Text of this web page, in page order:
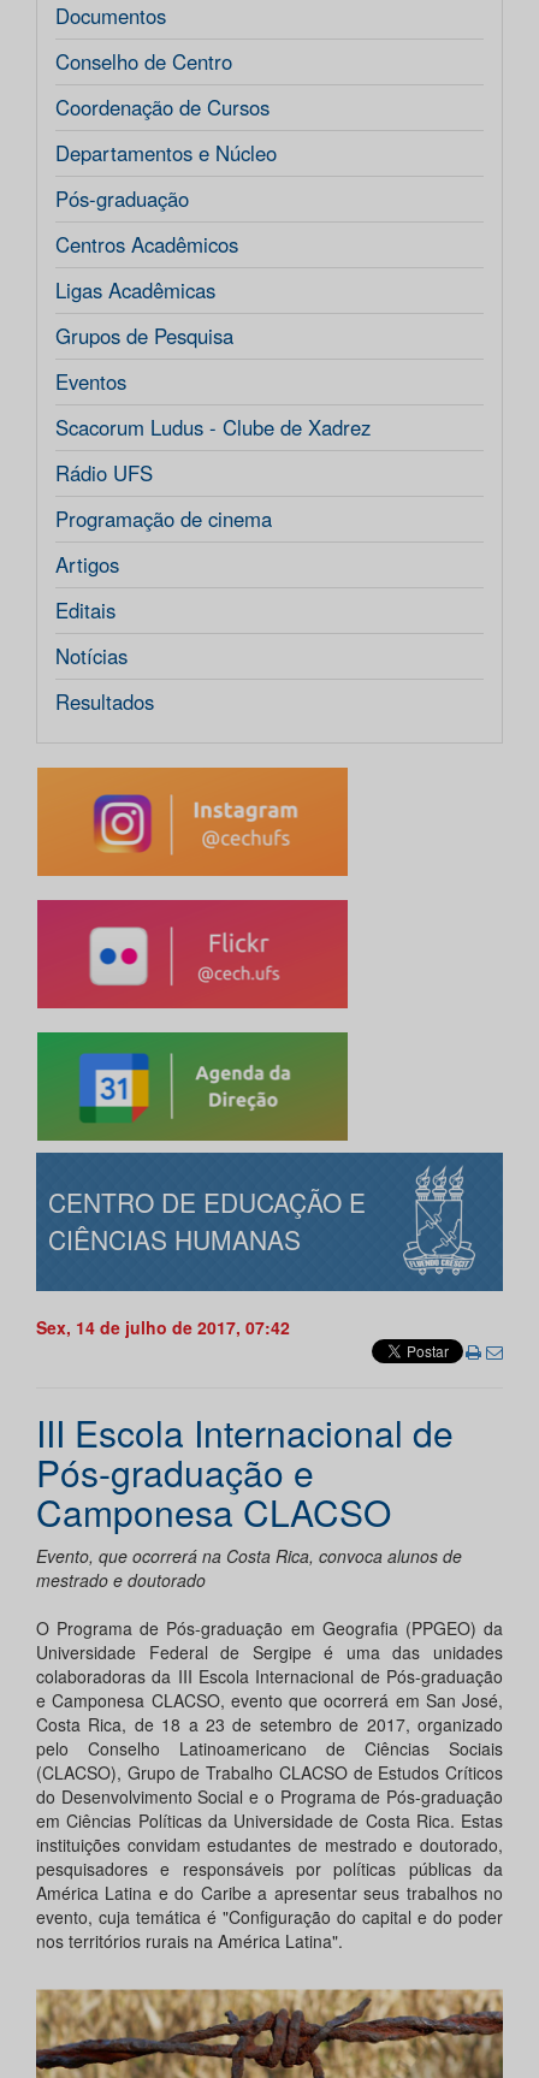
Documentos
Conselho de Centro
Coordenação de Cursos
Departamentos e Núcleo
Pós-graduação
Centros Acadêmicos
Ligas Acadêmicas
Grupos de Pesquisa
Eventos
Scacorum Ludus - Clube de Xadrez
Rádio UFS
Programação de cinema
Artigos
Editais
Notícias
Resultados
CENTRO DE EDUCAÇÃO E
CIÊNCIAS HUMANAS
Sex, 14 de julho de 2017, 07:42
III Escola Internacional de
Pós-graduação e
Camponesa CLACSO
Evento, que ocorrerá na Costa Rica, convoca alunos de
mestrado e doutorado
O Programa de Pós-graduação em Geografia (PPGEO) da
Universidade Federal de Sergipe é uma das unidades
colaboradoras da III Escola Internacional de Pós-graduação
e Camponesa CLACSO, evento que ocorrerá em San José,
Costa Rica, de 18 a 23 de setembro de 2017, organizado
pelo Conselho Latinoamericano de Ciências Sociais
(CLACSO), Grupo de Trabalho CLACSO de Estudos Críticos
do Desenvolvimento Social e o Programa de Pós-graduação
em Ciências Políticas da Universidade de Costa Rica. Estas
instituições convidam estudantes de mestrado e doutorado,
pesquisadores e responsáveis por políticas públicas da
América Latina e do Caribe a apresentar seus trabalhos no
evento, cuja temática é "Configuração do capital e do poder
nos territórios rurais na América Latina".